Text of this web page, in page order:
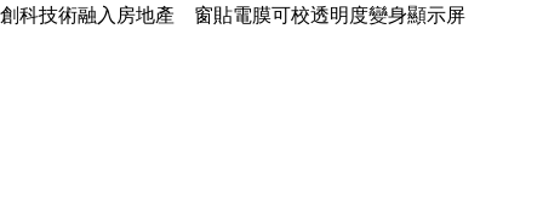
創科技術融入房地產 窗貼電膜可校透明度變身顯示屏